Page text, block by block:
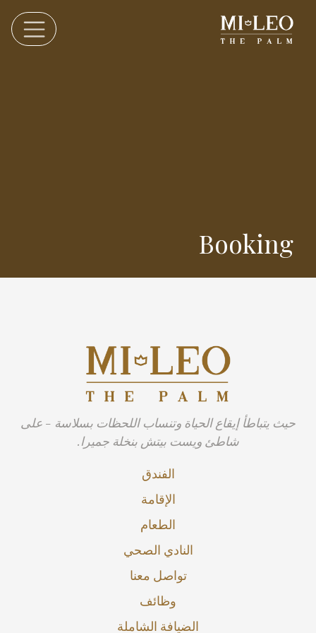
Booking
حيث يتباطأ إيقاع الحياة وتنساب اللحظات بسلاسة - على
شاطئ ويست بيتش بنخلة جميرا.
الفندق
الإقامة
الطعام
النادي الصحي
تواصل معنا
وظائف
الضيافة الشاملة